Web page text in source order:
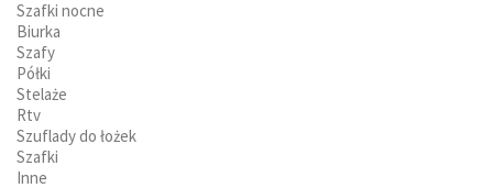
Szafki nocne
Biurka
Szafy
Półki
Stelaże
Rtv
Szuflady do łożek
Szafki
Inne